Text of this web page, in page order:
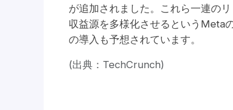
が追加されました。これら一連の
収益源を多様化させるというMeta
の導入も予想されています。
(出典：TechCrunch)